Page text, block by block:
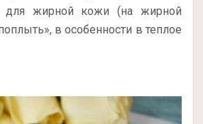
для жирной кожи (на жирной
в особенности в теплое